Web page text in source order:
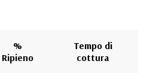
%
Ripieno
Tempo di
cottura